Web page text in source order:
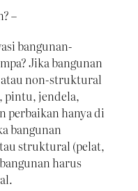
–
bangunan-
Jika bangunan
non-struktural
pintu, jendela,
perbaikan hanya di
bangunan
struktural (pelat,
harus